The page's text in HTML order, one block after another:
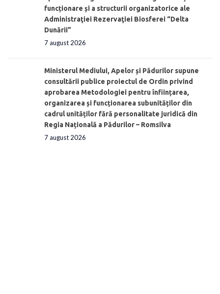
funcționare și a structurii organizatorice ale
Administraţiei Rezervaţiei Biosferei “Delta
Dunării”
7 august 2026
Ministerul Mediului, Apelor și Pădurilor supune
consultării publice proiectul de Ordin privind
aprobarea Metodologiei pentru înființarea,
organizarea și funcționarea subunităților din
cadrul unităților fără personalitate juridică din
Regia Națională a Pădurilor – Romsilva
7 august 2026